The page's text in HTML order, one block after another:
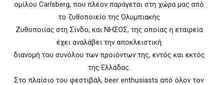
ομίλου Carlsberg, που πλέον παράγεται στη χώρα μας από
το ζυθοποιείο της Ολυμπιακής
Ζυθοποιίας στη Σίνδο, και ΝΗΣΟΣ, της οποίας η εταιρεία
έχει αναλάβει την αποκλειστική
διανομή του συνόλου των προϊόντων της, εντός και εκτός
της Ελλάδας.
Στο πλαίσιο του φεστιβάλ, beer enthusiasts από όλον τον